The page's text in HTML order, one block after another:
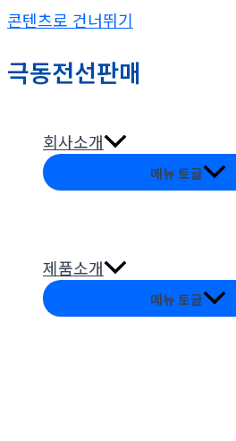
콘텐츠로 건너뛰기
극동전선판매
회사소개
메뉴 토글
제품소개
메뉴 토글